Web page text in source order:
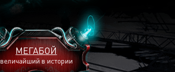
МЕГАБОЙ
величайший в истории